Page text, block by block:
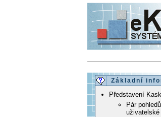
Základní
Představení
Pár
uživatelské